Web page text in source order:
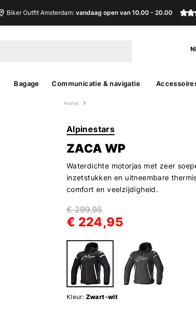
Biker Outfit Amsterdam: vandaag open van 10.00 - 20.00
Bagage Communicatie & navigatie
Home
Alpinestars
ZACA WP
Waterdichte motorjas met zeer
inzetstukken en uitneembare
comfort en veelzijdigheid.
€ 299,95
€ 224,95
Kleur: Zwart-wit